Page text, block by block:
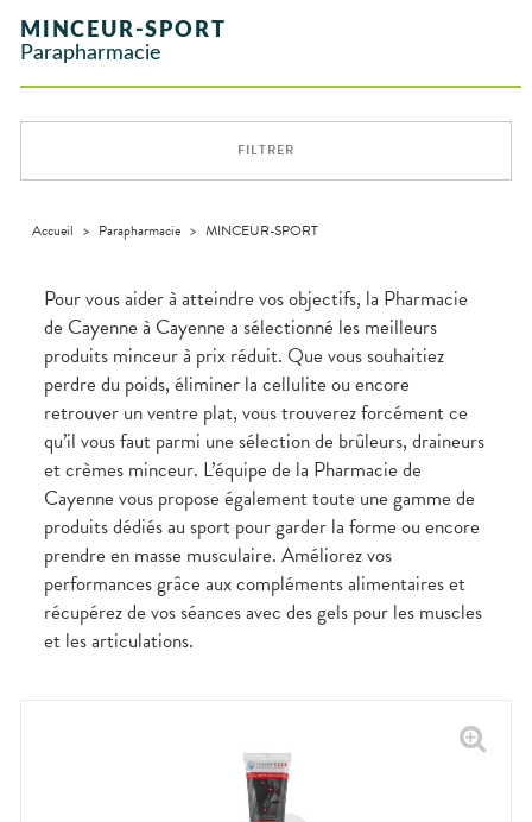
domicile
Orthopédie
Trousse à
Aroma
Boissons et
Aliments
Compléments
alimentaires
Dispositifs
VÉTÉRINAIRE
Etendre
Vétérinaire
VISAGE-
CORPS-
CHEVEUX
Etendre
Cheveux
Homme
Visage
Verrues
Spasmes
Vermifuges
- fatigue
Soins
dentaires
INTIMITÉ
Etendre
Sécheresses
MATÉRIEL ET
ACCESSOIRES
Etendre
musculaires
vasculaire
Irritations
Sécheresses
des yeux
OREILLES
- NEZ -Etendre
Maux
de gorge
Rhumes
- état
grippaux
Toux
grasses
Toux
sèches
SANTÉ-
NUTRITION
Etendre
Boissons et
Aliments
Compléments
alimentaires
SEVRAGE
TABAGIQUE
Etendre
Gommes
SOINS
DENTAIRES
Etendre
Soins
dentaires
bouche
Gencives
Hygiène
bucco-
dentaire
TROUBLES DE
LA
CIRCULATION
Etendre
Jambes
lourdes
NOTRE
ÉQUIPE
UTILES
PHARMACIES
VIDÉOS DE
DISPOSITIFS
APPLICATION
SCAN
D’ORDONNANCE
MINCEUR-SPORT
Parapharmacie
FILTRER
Accueil > Parapharmacie > MINCEUR-SPORT
Pour vous aider à atteindre vos objectifs, la Pharmacie
de Cayenne à Cayenne a sélectionné les meilleurs
produits minceur à prix réduit. Que vous souhaitiez
perdre du poids, éliminer la cellulite ou encore
retrouver un ventre plat, vous trouverez forcément ce
qu’il vous faut parmi une sélection de brûleurs, draineurs
et crèmes minceur. L’équipe de la Pharmacie de
Cayenne vous propose également toute une gamme de
produits dédiés au sport pour garder la forme ou encore
prendre en masse musculaire. Améliorez vos
performances grâce aux compléments alimentaires et
récupérez de vos séances avec des gels pour les muscles
et les articulations.